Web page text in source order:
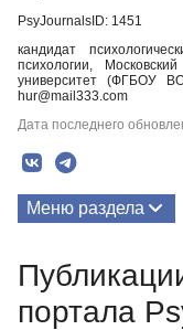
PsyJournalsID: 1451
кандидат
психологии, Московский
университет (ФГБОУ
hur@mail333.com
Дата последнего
Меню раздела
портала